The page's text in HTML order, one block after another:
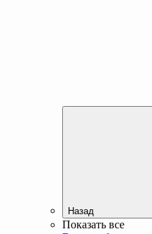
Назад
Показать все